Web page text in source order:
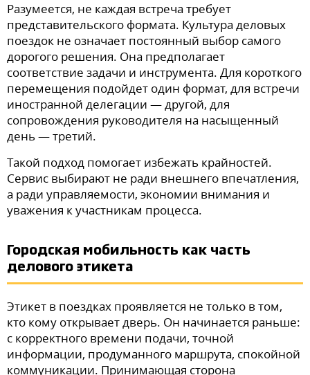
Разумеется, не каждая встреча требует
представительского формата. Культура деловых
поездок не означает постоянный выбор самого
дорогого решения. Она предполагает
соответствие задачи и инструмента. Для короткого
перемещения подойдет один формат, для встречи
иностранной делегации — другой, для
сопровождения руководителя на насыщенный
день — третий.
Такой подход помогает избежать крайностей.
Сервис выбирают не ради внешнего впечатления,
а ради управляемости, экономии внимания и
уважения к участникам процесса.
Городская мобильность как часть
делового этикета
Этикет в поездках проявляется не только в том,
кто кому открывает дверь. Он начинается раньше:
с корректного времени подачи, точной
информации, продуманного маршрута, спокойной
коммуникации. Принимающая сторона